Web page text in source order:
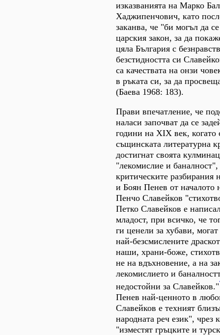
изказванията на Марко
Хаджипенчович, като
заканва, че "би могъл да
царския закон, за да
цяла България с
безстидността си
са качествата на онзи
в ръката си, за да
(Баева 1968: 183).
Прави впечатление, че
наласи започват да се
години на XIX век, когато
същинската литературна
достигнат своята
"лекомислие и
критическите разбирания
и Боян Пенев от началото
Пенчо Славейков
Петко Славейков е
младост, при всичко, че
ги ценели за хубави,
най-безсмислените
наши, храни-боже,
не на вдъхновение, а на
лекомислието и
недостойни за Славейков."
Пенев най-ценното в
Славейков е техният
народната реч език", чрез
"изместят гръцките и